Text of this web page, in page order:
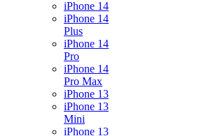
iPhone 14
iPhone 14
Plus
iPhone 14
Pro
iPhone 14
Pro Max
iPhone 13
iPhone 13
Mini
iPhone 13